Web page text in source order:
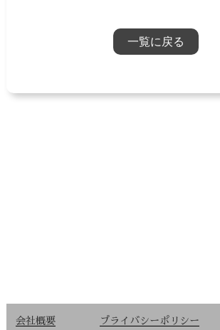
一覧に戻る
会社概要 プライバシーポリシー